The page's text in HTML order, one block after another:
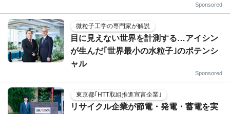
Sponsored
微粒子工学の専門家が解説
目に見えない世界を計測する…アイシン
が生んだ｢世界最小の水粒子｣のポテンシ
ャル
Sponsored
東京都｢HTT取組推進宣言企業｣
リサイクル企業が節電・発電・蓄電を実